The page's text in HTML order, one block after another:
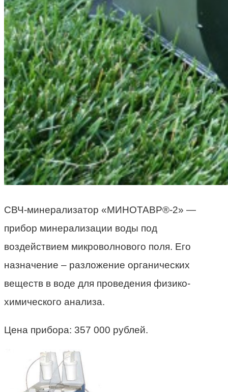
СВЧ-минерализатор «МИНОТАВР®-2» —
прибор минерализации воды под
воздействием микроволнового поля. Его
назначение – разложение органических
веществ в воде для проведения физико-
химического анализа.
Цена прибора: 357 000 рублей.